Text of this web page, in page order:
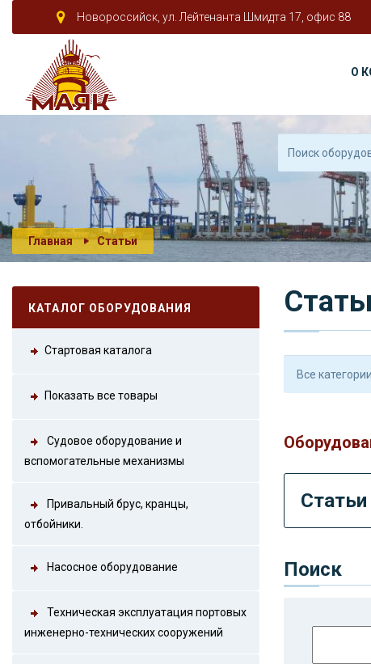
Новороссийск, ул. Лейтенанта Шмидта 17, офис 88
О
Главная Статьи
КАТАЛОГ ОБОРУДОВАНИЯ
Стартовая каталога
Показать все товары
Судовое оборудование и
вспомогательные механизмы
Привальный брус, кранцы,
отбойники.
Насосное оборудование
Техническая эксплуатация портовых
инженерно-технических сооружений
Поиск